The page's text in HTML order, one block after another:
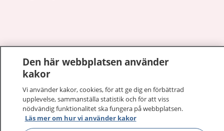
1177 på flera språk
Om 1177
Kontakt
Den här webbplatsen använder
kakor
Vi använder kakor, cookies, för att ge dig en förbättrad
upplevelse, sammanställa statistik och för att viss
nödvändig funktionalitet ska fungera på webbplatsen.
Läs mer om hur vi använder kakor